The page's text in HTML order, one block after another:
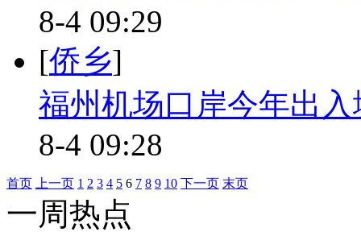
8-4 09:29
[侨乡]
福州机场口岸今年出
8-4 09:28
首页 上一页 1 2 3 4 5 6 7 8 9 10 下一页 末页
一周热点